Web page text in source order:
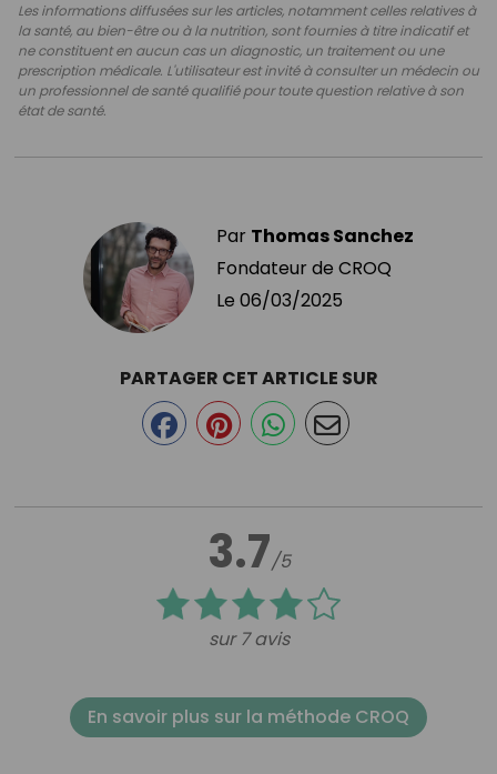
Les informations diffusées sur les articles, notamment celles relatives à
la santé, au bien-être ou à la nutrition, sont fournies à titre indicatif et
ne constituent en aucun cas un diagnostic, un traitement ou une
prescription médicale. L'utilisateur est invité à consulter un médecin ou
un professionnel de santé qualifié pour toute question relative à son
état de santé.
Par Thomas Sanchez
Fondateur de CROQ
Le 06/03/2025
3.7/5
sur 7 avis
PARTAGER CET ARTICLE SUR
En savoir plus sur la méthode CROQ